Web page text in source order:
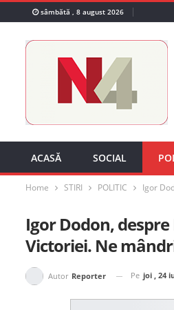
sâmbătă , 8 august 2026
ACASĂ SOCIAL
Home STIRI POLITIC Igor
Igor Dodon,
Victoriei. Ne
Autor Reporter Pe joi , 24